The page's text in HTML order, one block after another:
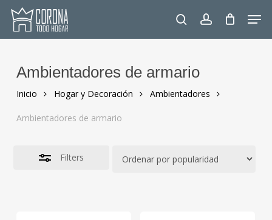
Skip
main
searchaccount
Ambientadores de armario
Inicio Hogar y Decoración Ambientadores
Ambientadores de armario
Filters
Close
Filters